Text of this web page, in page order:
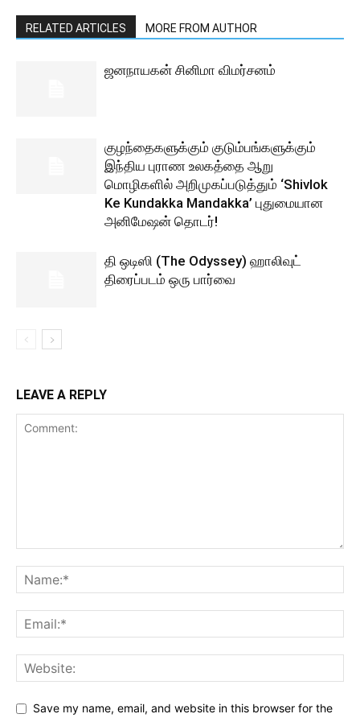
RELATED ARTICLES MORE FROM AUTHOR
ஜனநாயகன் சினிமா விமர்சனம்
குழந்தைகளுக்கும் குடும்பங்களுக்கும்
இந்திய புராண உலகத்தை ஆறு
மொழிகளில் அறிமுகப்படுத்தும் ‘Shivlok
Ke Kundakka Mandakka’ புதுமையான
அனிமேஷன் தொடர்!
தி ஒடிஸி (The Odyssey) ஹாலிவுட்
திரைப்படம் ஒரு பார்வை
LEAVE A REPLY
Save my name, email, and website in this browser for the